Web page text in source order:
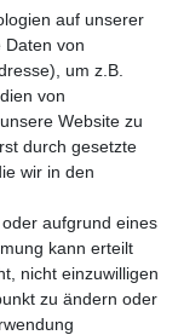
es sich um ein Pflichtfeld.
Impressum
Kontakt
auf unserer
Daten von
um z.B.
von
Website zu
durch gesetzte
wir in den
aufgrund eines
kann erteilt
nicht einzuwilligen
zu ändern oder